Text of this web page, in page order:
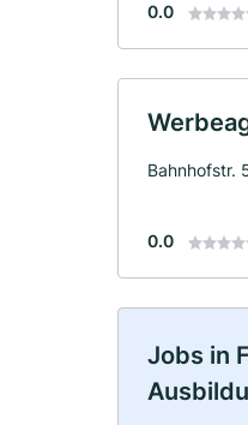
0.0
Bahnhofstr.
0.0
Jobs in